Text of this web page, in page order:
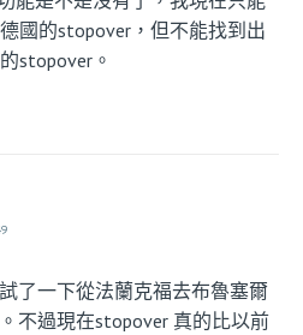
國的stopover，但不能找到出
stopover。
了一下從法蘭克福去布魯塞爾
不過現在stopover 真的比以前